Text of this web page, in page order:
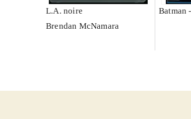
L.A. noire
Brendan McNamara
Batman